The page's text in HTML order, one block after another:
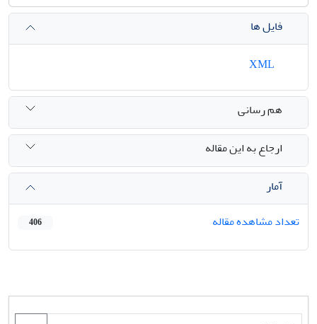
فایل ها
هم رسانی
ارجاع به این مقاله
آمار
تعداد مشاهده مقاله
406